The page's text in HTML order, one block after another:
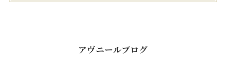
アヴニールブログ